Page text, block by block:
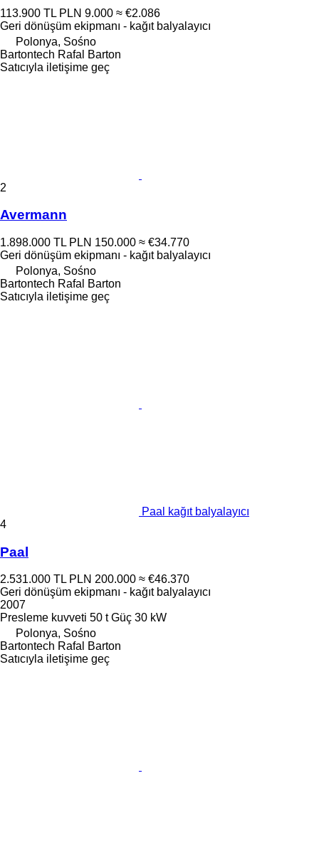
113.900 TL PLN 9.000 ≈ €2.086
Geri dönüşüm ekipmanı - kağıt balyalayıcı
Polonya, Sośno
Bartontech Rafal Barton
Satıcıyla iletişime geç
2
Avermann
1.898.000 TL PLN 150.000 ≈ €34.770
Geri dönüşüm ekipmanı - kağıt balyalayıcı
Polonya, Sośno
Bartontech Rafal Barton
Satıcıyla iletişime geç
Paal kağıt balyalayıcı
4
Paal
2.531.000 TL PLN 200.000 ≈ €46.370
Geri dönüşüm ekipmanı - kağıt balyalayıcı
2007
Presleme kuvveti 50 t Güç 30 kW
Polonya, Sośno
Bartontech Rafal Barton
Satıcıyla iletişime geç